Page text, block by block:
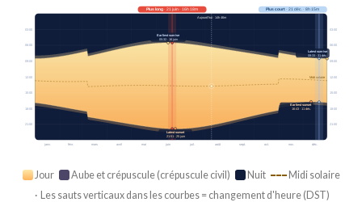
janv. févr. mars avril mai juin juil. août sept. oct. nov. déc.
Midi solaire
03:00 03:00
06:00 06:00
09:00 09:00
12:00 12:00
15:00 15:00
18:00 18:00
21:00 21:00
Plus long· 21 juin · 16h 18m Plus court· 21 déc. · 8h 15m
Aujourd’hui · 14h 46m
Earliest sunrise
05:32 · 16 juin
Latest sunrise
08:33 · 31 déc.
Earliest sunset
16:43 · 11 déc.
Latest sunset
21:51 · 25 juin
Jour Aube et crépuscule (crépuscule civil) Nuit
Midi solaire
· Les sauts verticaux dans les courbes = changement d'heure (DST)